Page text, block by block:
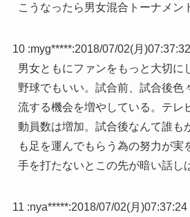
こうなったら男女混合トーナメン
10 :myg*****:2018/07/02(月)07:37:32
男女ともにファンをもっと大切に
野球でもいい。試合前、試合後色
流する機会を増やしている。テレ
動員数は増加。試合後なんて誰も
も足を運んでもらう為の努力が実
手を打たないとこの先が暗い話し
11 :nya*****:2018/07/02(月)07:37:24